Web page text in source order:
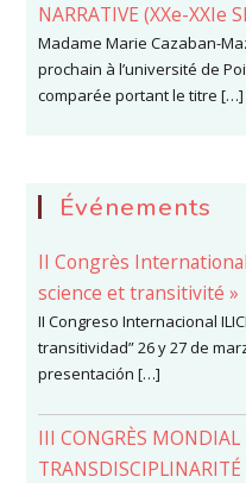
NARRATIVE (XXe-XXIe
Madame Marie Cazaban-
prochain à l’université de
comparée portant le titre […]
Événements
II Congrès
science et transitivité »
II Congreso Internacional
transitividad” 26 y 27 de
presentación […]
III CONGRÈS MONDIAL